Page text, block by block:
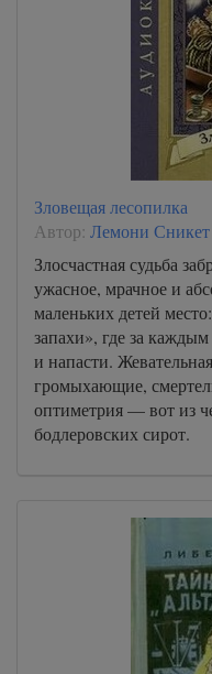
Зловещая лесопилка
Автор: Лемони Сникет
Злосчастная судьба
ужасное, мрачное и
маленьких детей
запахи», где за
и напасти.
громыхающие,
оптиметрия — вот из
бодлеровских сирот.